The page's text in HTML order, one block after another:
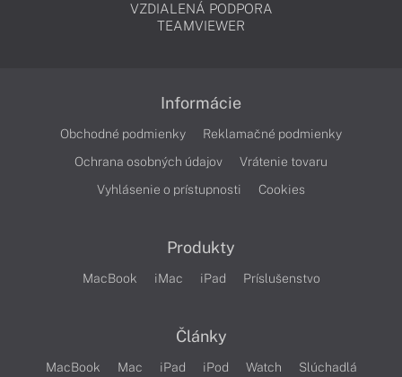
VZDIALENÁ PODPORA
TEAMVIEWER
Informácie
Obchodné podmienky
Reklamačné podmienky
Ochrana osobných údajov
Vrátenie tovaru
Vyhlásenie o prístupnosti
Cookies
Produkty
MacBook iMac iPad Príslušenstvo
Články
MacBook Mac iPad iPod Watch
Slúchadlá